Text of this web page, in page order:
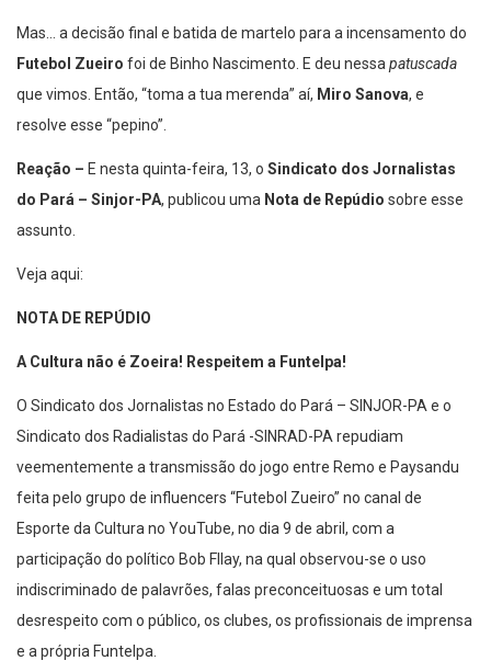
Mas… a decisão final e batida de martelo para a incensamento do
Futebol Zueiro foi de Binho Nascimento. E deu nessapatuscada
que vimos. Então, “toma a tua merenda” aí, Miro Sanova, e
resolve esse “pepino”.
Reação – E nesta quinta-feira, 13, o Sindicato dos Jornalistas
do Pará – Sinjor-PA, publicou uma Nota de Repúdio sobre esse
assunto.
Veja aqui:
NOTA DE REPÚDIO
A Cultura não é Zoeira! Respeitem a Funtelpa!
O Sindicato dos Jornalistas no Estado do Pará – SINJOR-PA e o
Sindicato dos Radialistas do Pará -SINRAD-PA repudiam
veementemente a transmissão do jogo entre Remo e Paysandu
feita pelo grupo de influencers “Futebol Zueiro” no canal de
Esporte da Cultura no YouTube, no dia 9 de abril, com a
participação do político Bob Fllay, na qual observou-se o uso
indiscriminado de palavrões, falas preconceituosas e um total
desrespeito com o público, os clubes, os profissionais de imprensa
e a própria Funtelpa.